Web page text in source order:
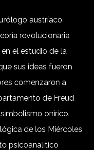
austríaco
revolucionaria
el estudio de la
sus ideas fueron
comenzaron a
de Freud
onírico.
de los Miércoles
psicoanalítico